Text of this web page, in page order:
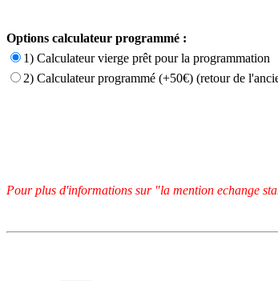
Options calculateur programmé :
1) Calculateur vierge prêt pour la programmation
2) Calculateur programmé (+50€) (retour de
Pour plus d'informations sur "la mention echange